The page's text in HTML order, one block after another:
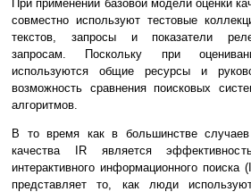
При применении базовой модели оценки
совместно используют тестовые
текстов, запросы и показатели
запросам. Поскольку при
используются общие ресурсы и
возможность сравнения поисковых
алгоритмов.
В то время как в большинстве случаев
качества IR является
интерактивного информационного поиска
представляет то, как люди